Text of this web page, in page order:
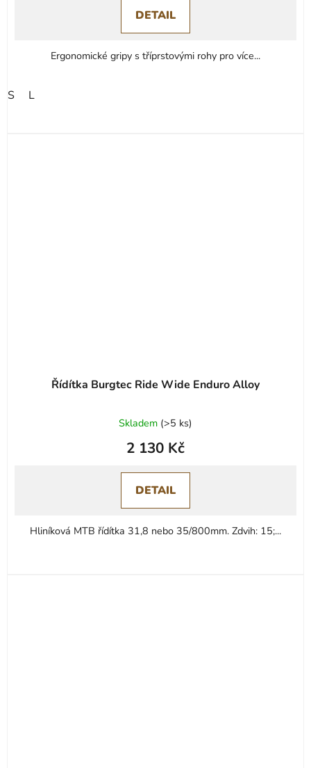
DETAIL
Ergonomické gripy s tříprstovými rohy pro více...
S L
Řídítka Burgtec Ride Wide Enduro Alloy
Skladem (>5 ks)
2 130 Kč
DETAIL
Hliníková MTB řídítka 31,8 nebo 35/800mm. Zdvih: 15;...